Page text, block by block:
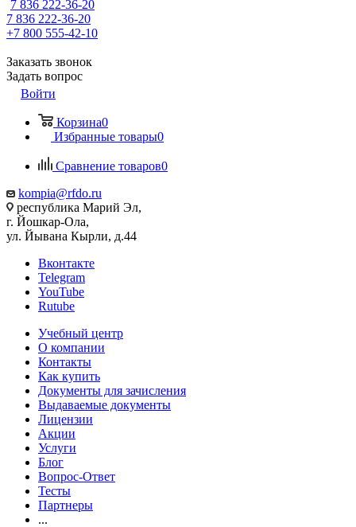
7 836 222-36-20
7 836 222-36-20
+7 800 555-42-10
Заказать звонок
Задать вопрос
Войти
Корзина0
Избранные товары0
Сравнение товаров0
kompia@rfdo.ru
республика Марий Эл,
г. Йошкар-Ола,
ул. Йывана Кырли, д.44
Вконтакте
Telegram
YouTube
Rutube
Учебный центр
О компании
Контакты
Как купить
Документы для зачисления
Выдаваемые документы
Лицензии
Акции
Услуги
Блог
Вопрос-Ответ
Тесты
Партнеры
...